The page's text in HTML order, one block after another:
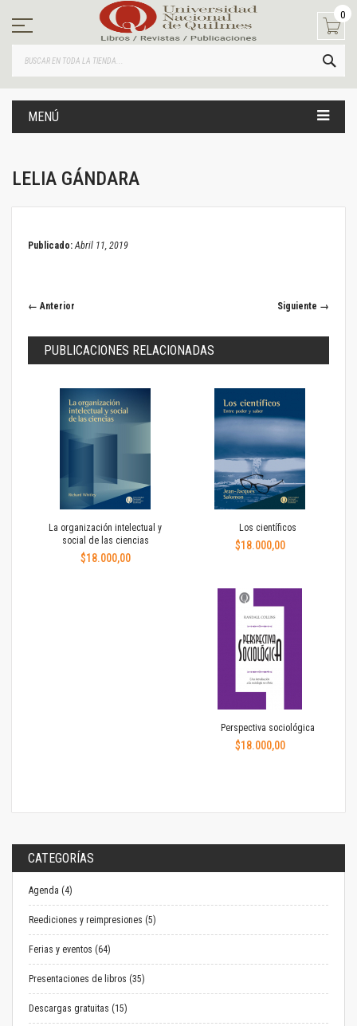
contenido
0
MENÚ
LELIA GÁNDARA
Publicado: Abril 11, 2019
← Anterior Siguiente →
PUBLICACIONES RELACIONADAS
La organización intelectual y
social de las ciencias
$18.000,00
Los científicos
$18.000,00
Perspectiva sociológica
$18.000,00
CATEGORÍAS
Agenda (4)
Reediciones y reimpresiones (5)
Ferias y eventos (64)
Presentaciones de libros (35)
Descargas gratuitas (15)